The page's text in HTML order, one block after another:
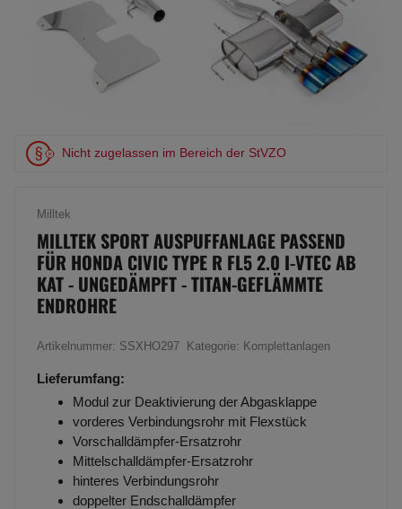
Nicht zugelassen im Bereich der StVZO
Milltek
MILLTEK SPORT AUSPUFFANLAGE PASSEND
FÜR HONDA CIVIC TYPE R FL5 2.0 I-VTEC AB
KAT - UNGEDÄMPFT - TITAN-GEFLÄMMTE
ENDROHRE
Artikelnummer: SSXHO297 Kategorie: Komplettanlagen
Lieferumfang:
Modul zur Deaktivierung der Abgasklappe
vorderes Verbindungsrohr mit Flexstück
Vorschalldämpfer-Ersatzrohr
Mittelschalldämpfer-Ersatzrohr
hinteres Verbindungsrohr
doppelter Endschalldämpfer